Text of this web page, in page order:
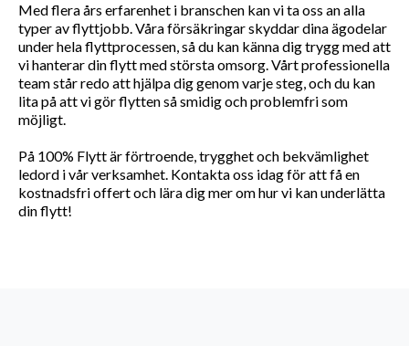
Med flera års erfarenhet i branschen kan vi ta oss an alla
typer av flyttjobb. Våra försäkringar skyddar dina ägodelar
under hela flyttprocessen, så du kan känna dig trygg med att
vi hanterar din flytt med största omsorg. Vårt professionella
team står redo att hjälpa dig genom varje steg, och du kan
lita på att vi gör flytten så smidig och problemfri som
möjligt.
På 100% Flytt är förtroende, trygghet och bekvämlighet
ledord i vår verksamhet. Kontakta oss idag för att få en
kostnadsfri offert och lära dig mer om hur vi kan underlätta
din flytt!